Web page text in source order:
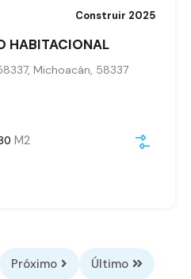
Construir 2025
HABITACIONAL
Michoacán, 58337
M2
Próximo Último